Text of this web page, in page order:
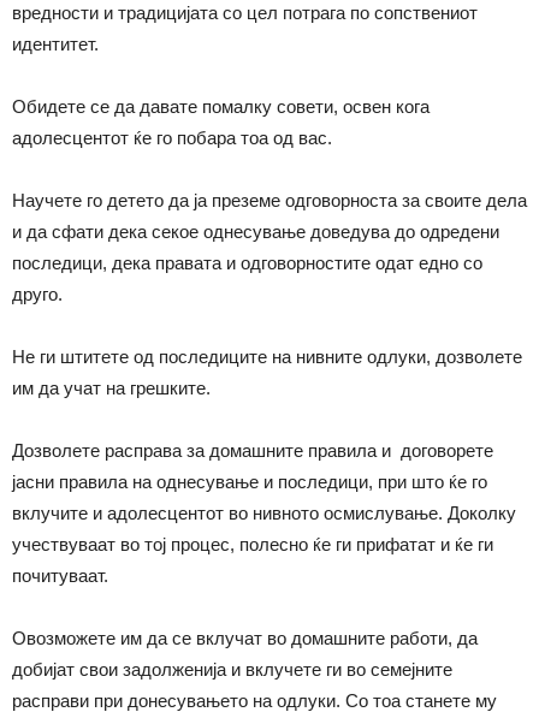
вредности и традицијата со цел потрага по сопствениот
идентитет.
Обидете се да давате помалку совети, освен кога
адолесцентот ќе го побара тоа од вас.
Научете го детето да ја преземе одговорноста за своите дела
и да сфати дека секое однесување доведува до одредени
последици, дека правата и одговорностите одат едно со
друго.
Не ги штитете од последиците на нивните одлуки, дозволете
им да учат на грешките.
Дозволете расправа за домашните правила и договорете
јасни правила на однесување и последици, при што ќе го
вклучите и адолесцентот во нивното осмислување. Доколку
учествуваат во тој процес, полесно ќе ги прифатат и ќе ги
почитуваат.
Овозможете им да се вклучат во домашните работи, да
добијат свои задолженија и вклучете ги во семејните
расправи при донесувањето на одлуки. Со тоа станете му